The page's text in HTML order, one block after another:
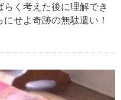
く考えた後に理解でき
せよ奇跡の無駄遣い！